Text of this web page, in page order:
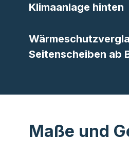
Klimaanlage hinten
Seitenscheiben ab
Maße und